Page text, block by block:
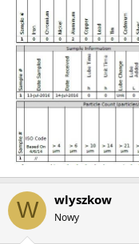
W wlyszkow
Nowy